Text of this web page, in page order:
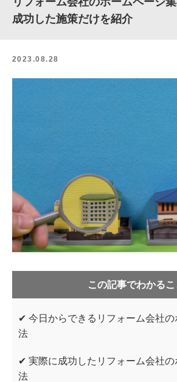
成功した施策だけを紹介
2023.08.28
この記事でわかるこ
✔ 今日からできるリフォーム会社
法
✔ 実際に成功したリフォーム会社
法